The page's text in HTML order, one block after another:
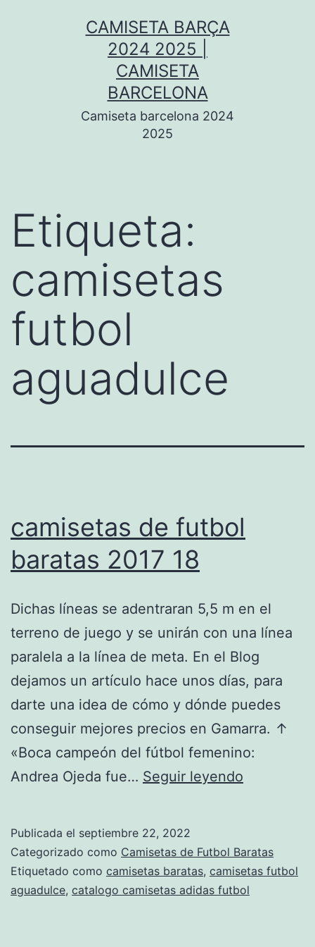
CAMISETA BARÇA
2024 2025 |
CAMISETA
BARCELONA
Camiseta barcelona 2024
2025
Etiqueta:
camisetas
futbol
aguadulce
camisetas de futbol
baratas 2017 18
Dichas líneas se adentraran 5,5 m en el
terreno de juego y se unirán con una línea
paralela a la línea de meta. En el Blog
dejamos un artículo hace unos días, para
darte una idea de cómo y dónde puedes
conseguir mejores precios en Gamarra. ↑
«Boca campeón del fútbol femenino:
Andrea Ojeda fue… Seguir leyendo
baratas
2017
18
Publicada el septiembre 22, 2022
Categorizado como Camisetas de Futbol Baratas
Etiquetado como camisetas baratas, camisetas futbol
aguadulce, catalogo camisetas adidas futbol